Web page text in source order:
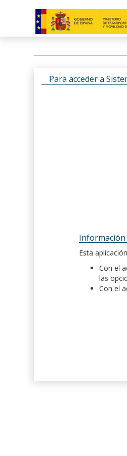
Para acceder a
Información
Esta
Con el
las
Con el